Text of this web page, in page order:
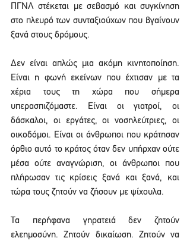
ΠΓΝΛ στέκεται με σεβασμό και συγκίνηση
στο πλευρό των συνταξιούχων που βγαίνουν
ξανά στους δρόμους.
Δεν είναι απλώς μια ακόμη κινητοποίηση.
Είναι η φωνή εκείνων που έχτισαν με τα
χέρια τους τη χώρα που σήμερα
υπερασπιζόμαστε. Είναι οι γιατροί, οι
δάσκαλοι, οι εργάτες, οι νοσηλεύτριες, οι
οικοδόμοι. Είναι οι άνθρωποι που κράτησαν
όρθιο αυτό το κράτος όταν δεν υπήρχαν ούτε
μέσα ούτε αναγνώριση, οι άνθρωποι που
πλήρωσαν τις κρίσεις ξανά και ξανά, και
τώρα τους ζητούν να ζήσουν με ψίχουλα.
Τα περήφανα γηρατειά δεν ζητούν
ελεημοσύνη. Ζητούν δικαίωση. Ζητούν να